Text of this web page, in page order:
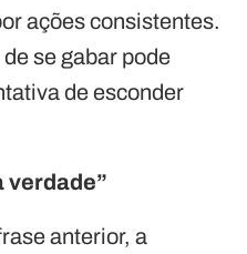
ações consistentes.
se gabar pode
de esconder
verdade”
anterior, a